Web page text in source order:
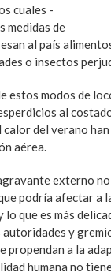
cuales -
medidas de
al país
o insectos
estos modos de
al
del verano
aérea.
externo
podría afectar a
que es más
y
a la
humana no